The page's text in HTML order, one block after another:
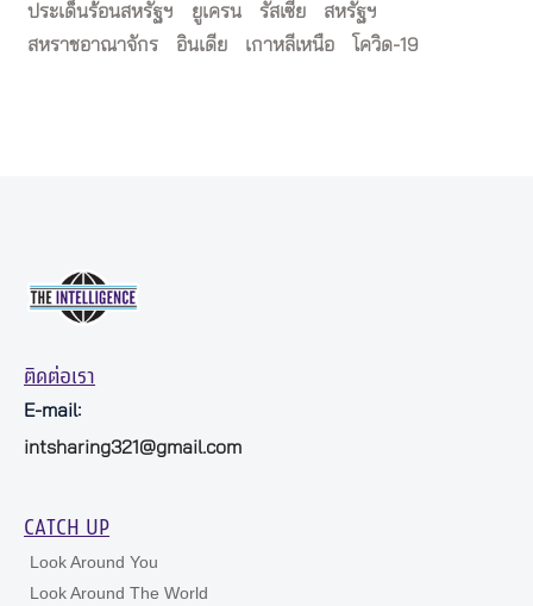
ประเด็นร้อนสหรัฐฯ
ยูเครน รัสเซีย
สหรัฐฯ
สหราชอาณาจักร
อินเดีย เกาหลีเหนือ โควิด-19
ติดต่อเรา
E-mail:
intsharing321@gmail.com
CATCH UP
Look Around You
Look Around The World